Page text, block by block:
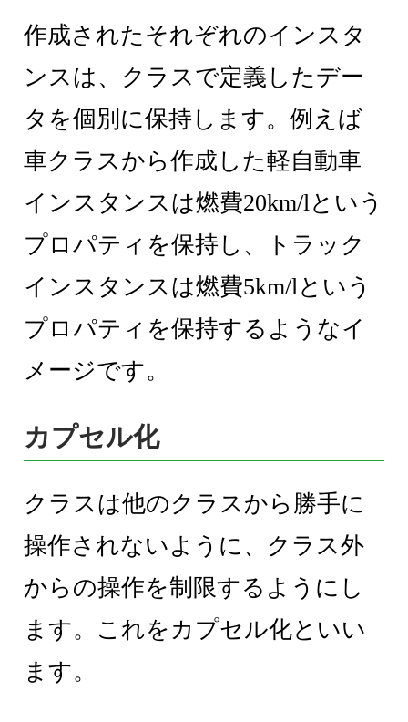
作成されたそれぞれのインスタ
ンスは、クラスで定義したデー
タを個別に保持します。例えば
車クラスから作成した軽自動車
インスタンスは燃費20km/lという
プロパティを保持し、トラック
インスタンスは燃費5km/lという
プロパティを保持するようなイ
メージです。
カプセル化
クラスは他のクラスから勝手に
操作されないように、クラス外
からの操作を制限するようにし
ます。これをカプセル化といい
ます。